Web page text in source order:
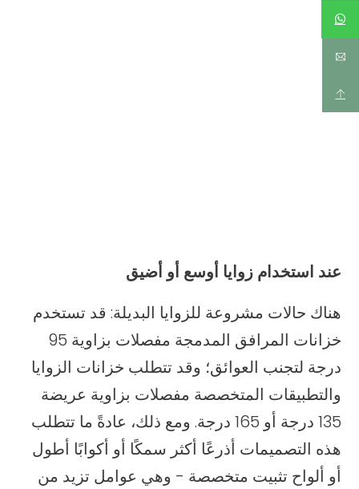
عند استخدام زوايا أوسع أو أضيق
هناك حالات مشروعة للزوايا البديلة: قد تستخدم
خزانات المرافق المدمجة مفصلات بزاوية 95
درجة لتجنب العوائق؛ وقد تتطلب خزانات الزوايا
والتطبيقات المتخصصة مفصلات بزاوية عريضة
135 درجة أو 165 درجة. ومع ذلك، عادةً ما تتطلب
هذه التصميمات أذرعًا أكثر سمكًا أو أكوابًا أطول
أو ألواح تثبيت متخصصة - وهي عوامل تزيد من